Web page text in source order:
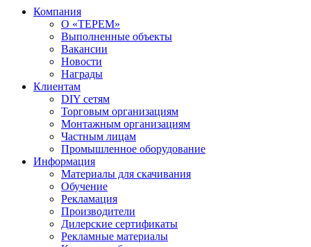
Компания
О «ТЕРЕМ»
Выполненные объекты
Вакансии
Новости
Награды
Клиентам
DIY сетям
Торговым организациям
Монтажным организациям
Частным лицам
Промышленное оборудование
Информация
Материалы для скачивания
Обучение
Рекламация
Производители
Дилерские сертификаты
Рекламные материалы